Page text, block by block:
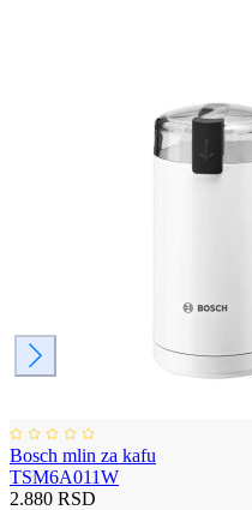
Bosch mlin za kafu
TSM6A011W
2.880 RSD